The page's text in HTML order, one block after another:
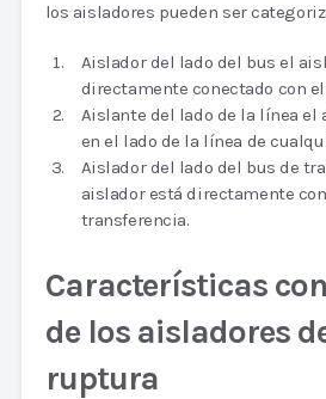
los aisladores pueden ser
Aislador del lado del bus el
directamente conectado con
Aislante del lado de la línea el
en el lado de la línea de
Aislador del lado del bus de
aislador está directamente
transferencia.
Características
de los aisladores
ruptura